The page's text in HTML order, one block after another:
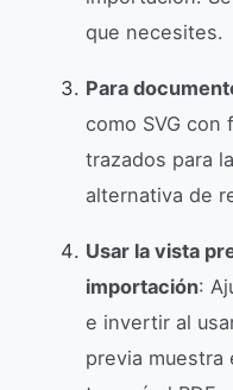
que necesites.
Para
como SVG
trazados para
alternativa de
Usar la vista
importación:
e invertir al
previa muestra